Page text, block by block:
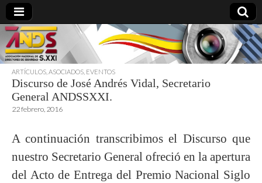
directoresdeseguridad.es
ARTÍCULOS ASOCIADOS EVENTOS
Discurso de José Andrés Vidal, Secretario
General ANDSSXXI.
22 febrero, 2016
A continuación transcribimos el Discurso que
nuestro Secretario General ofreció en la apertura
del Acto de Entrega del Premio Nacional Siglo